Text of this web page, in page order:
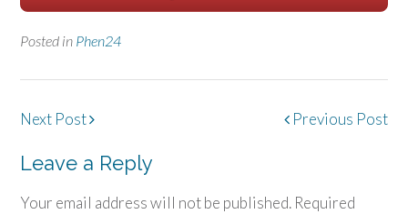
Posted in Phen24
Post
Previous Post
Next Post
Leave a Reply
Your email address will not be published. Required